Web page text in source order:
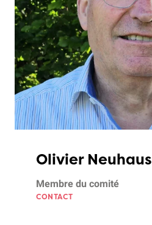
Olivier Neuhaus
Membre du comité
CONTACT